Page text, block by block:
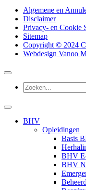
Algemene en
Disclaimer
Privacy- en Cookie
Sitemap
Copyright © 2024
Webdesign Vanoo
BHV
Opleidingen
Basis
BHV
BHV